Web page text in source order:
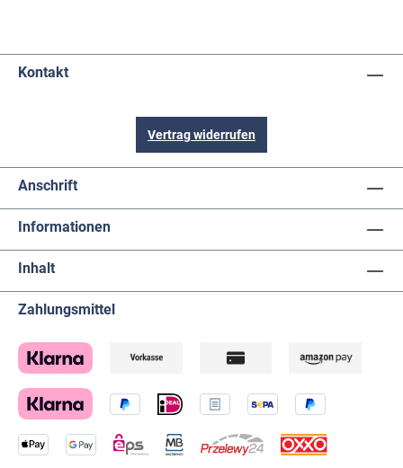
Kontakt
Vertrag widerrufen
Anschrift
Informationen
Inhalt
Zahlungsmittel